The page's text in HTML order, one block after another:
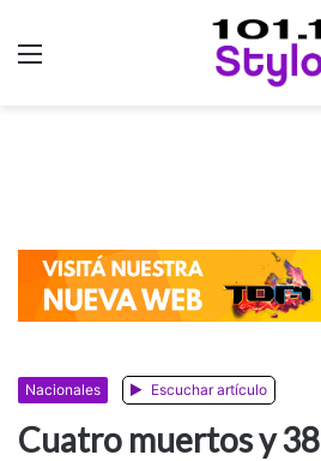
Nacionales Escuchar artículo
Cuatro muertos y 38